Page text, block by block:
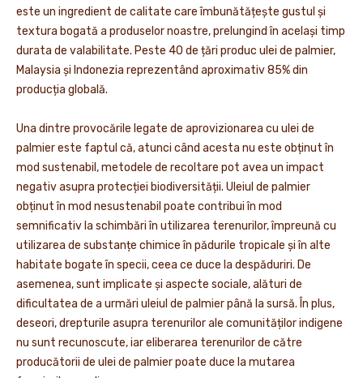
este un ingredient de calitate care îmbunătățește gustul și
textura bogată a produselor noastre, prelungind în același timp
durata de valabilitate. Peste 40 de țări produc ulei de palmier,
Malaysia și Indonezia reprezentând aproximativ 85% din
producția globală.
Una dintre provocările legate de aprovizionarea cu ulei de
palmier este faptul că, atunci când acesta nu este obținut în
mod sustenabil, metodele de recoltare pot avea un impact
negativ asupra protecției biodiversității. Uleiul de palmier
obținut în mod nesustenabil poate contribui în mod
semnificativ la schimbări în utilizarea terenurilor, împreună cu
utilizarea de substanțe chimice în pădurile tropicale și în alte
habitate bogate în specii, ceea ce duce la despăduriri. De
asemenea, sunt implicate și aspecte sociale, alături de
dificultatea de a urmări uleiul de palmier până la sursă. În plus,
deseori, drepturile asupra terenurilor ale comunităților indigene
nu sunt recunoscute, iar eliberarea terenurilor de către
producătorii de ulei de palmier poate duce la mutarea